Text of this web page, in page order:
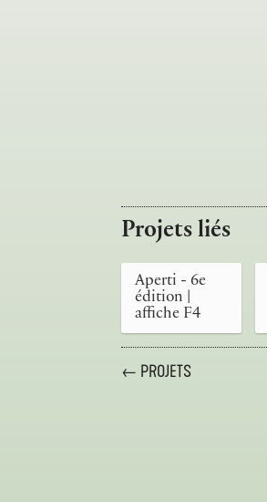
Projets liés
Aperti - 6e
édition |
affiche F4
← PROJETS